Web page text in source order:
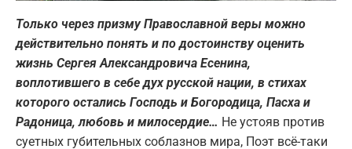
Только через призму Православной веры можно
действительно понять и по достоинству оценить
жизнь Сергея Александровича Есенина,
воплотившего в себе дух русской нации, в стихах
которого остались Господь и Богородица, Пасха и
Радоница, любовь и милосердие… Не устояв против
суетных губительных соблазнов мира, Поэт всё-таки